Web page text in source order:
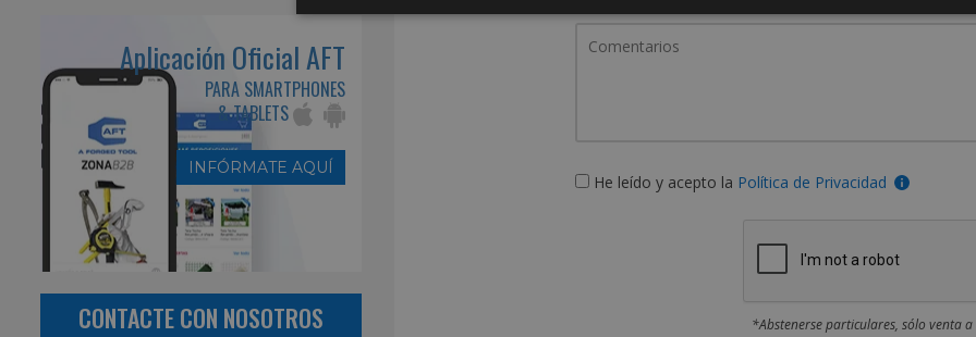
He leído y acepto la Política de Privacidad
*Abstenerse particulares, sólo venta
Aplicación Oficial AFT
PARA SMARTPHONES
& TABLETS
INFÓRMATE AQUÍ
CONTACTE CON NOSOTROS